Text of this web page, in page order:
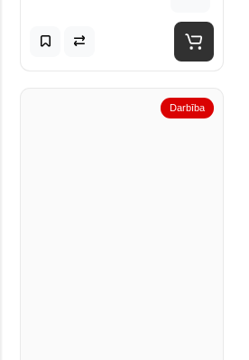
Darbība